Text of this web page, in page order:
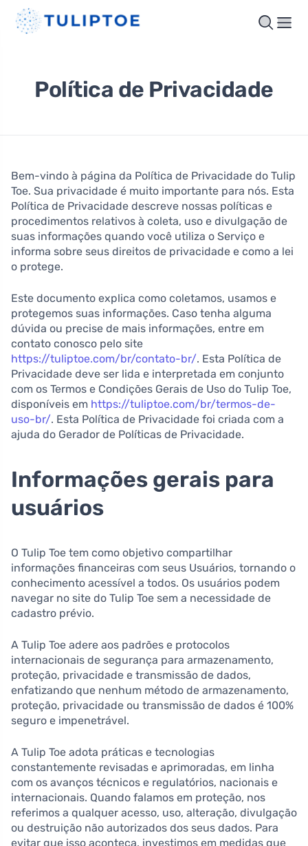
Política de Privacidade
Bem-vindo à página da Política de Privacidade do Tulip
Toe. Sua privacidade é muito importante para nós. Esta
Política de Privacidade descreve nossas políticas e
procedimentos relativos à coleta, uso e divulgação de
suas informações quando você utiliza o Serviço e
informa sobre seus direitos de privacidade e como a lei
o protege.
Este documento explica como coletamos, usamos e
protegemos suas informações. Caso tenha alguma
dúvida ou precise de mais informações, entre em
contato conosco pelo site
https://tuliptoe.com/br/contato-br/. Esta Política de
Privacidade deve ser lida e interpretada em conjunto
com os Termos e Condições Gerais de Uso do Tulip Toe,
disponíveis em https://tuliptoe.com/br/termos-de-
uso-br/. Esta Política de Privacidade foi criada com a
ajuda do Gerador de Políticas de Privacidade.
Informações gerais para
usuários
O Tulip Toe tem como objetivo compartilhar
informações financeiras com seus Usuários, tornando o
conhecimento acessível a todos. Os usuários podem
navegar no site do Tulip Toe sem a necessidade de
cadastro prévio.
A Tulip Toe adere aos padrões e protocolos
internacionais de segurança para armazenamento,
proteção, privacidade e transmissão de dados,
enfatizando que nenhum método de armazenamento,
proteção, privacidade ou transmissão de dados é 100%
seguro e impenetrável.
A Tulip Toe adota práticas e tecnologias
constantemente revisadas e aprimoradas, em linha
com os avanços técnicos e regulatórios, nacionais e
internacionais. Quando falamos em proteção, nos
referimos a qualquer acesso, uso, alteração, divulgação
ou destruição não autorizados dos seus dados. Para
evitar que isso aconteça, investimos em medidas que